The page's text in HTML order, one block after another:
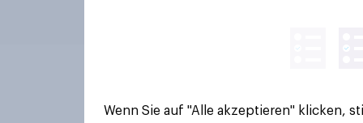
Wenn Sie auf "Alle akzeptieren" klicken,